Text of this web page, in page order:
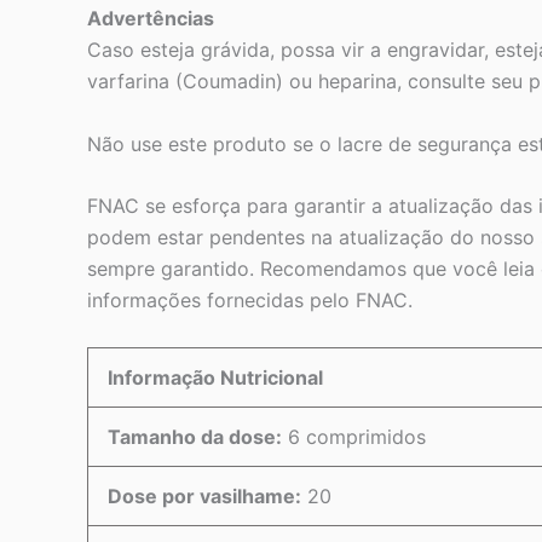
Advertências
Caso esteja grávida, possa vir a engravidar,
varfarina (Coumadin) ou heparina, consulte seu
Não use este produto se o lacre de segurança
FNAC se esforça para garantir a atualização
podem estar pendentes na atualização do
sempre garantido. Recomendamos que você
informações fornecidas pelo FNAC.
Informação Nutricional
Tamanho da dose: 6 comprimidos
Dose por vasilhame: 20